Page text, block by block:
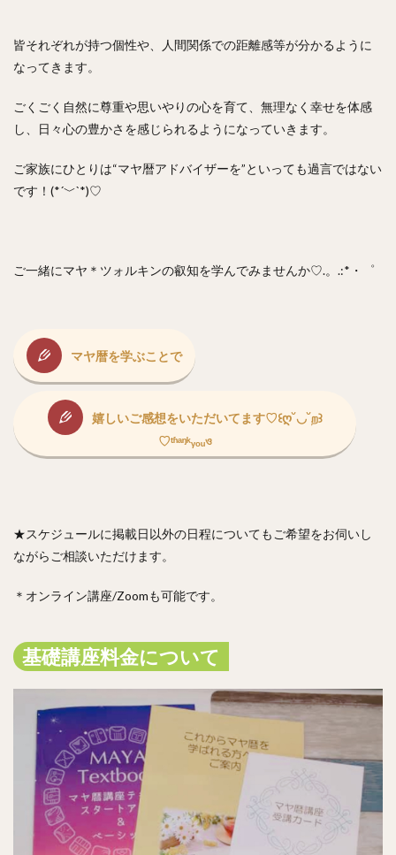
皆それぞれが持つ個性や、人間関係での距離感等が分かるように
なってきます。
ごくごく自然に尊重や思いやりの心を育て、無理なく幸せを体感
し、日々心の豊かさを感じられるようになっていきます。
ご家族にひとりは“マヤ暦アドバイザーを”といっても過言ではない
です！(*´﹀`*)♡
ご一緒にマヤ＊ツォルキンの叡知を学んでみませんか♡.。.:*・゜
マヤ暦を学ぶことで
嬉しいご感想をいただいてます♡꒰ღ˘◡˘ற꒱
♡ᵗʱᵃᵑᵏᵧₒᵤও
★スケジュールに掲載日以外の日程についてもご希望をお伺いし
ながらご相談いただけます。
＊オンライン講座/Zoomも可能です。
基礎講座料金について